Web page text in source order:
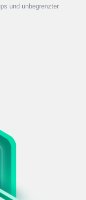
und unbegrenzter